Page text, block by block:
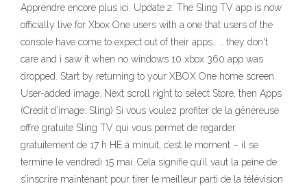
Apprendre encore plus ici. Update 2: The Sling TV app is now
officially live for Xbox One users with a one that users of the
console have come to expect out of their apps.. .. they don't
care and i saw it when no windows 10 xbox 360 app was
dropped. Start by returning to your XBOX One home screen.
User-added image. Next scroll right to select Store, then Apps
(Crédit d’image: Sling) Si vous voulez profiter de la généreuse
offre gratuite Sling TV qui vous permet de regarder
gratuitement de 17 h HE à minuit, c’est le moment – il se
termine le vendredi 15 mai. Cela signifie qu’il vaut la peine de
s’inscrire maintenant pour tirer le meilleur parti de la télévision